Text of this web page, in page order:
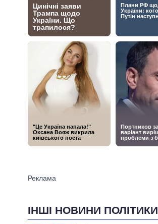
ІНШІ НОВИНИ ПОЛІТИКИ